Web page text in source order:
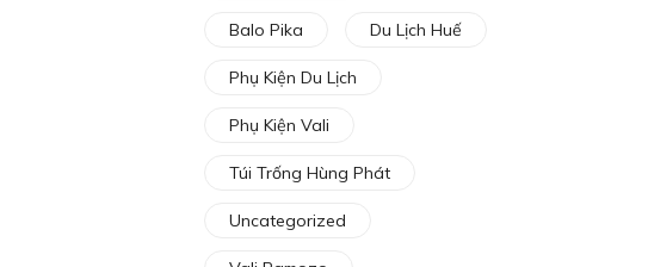
Balo Pika Du Lịch Huế
Phụ Kiện Du Lịch
Phụ Kiện Vali
Túi Trống Hùng Phát
Uncategorized